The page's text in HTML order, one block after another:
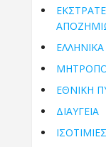
ΕΘΝΙΚΉ
ΔΙΑΥΓΕΙΑ